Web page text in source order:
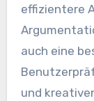
effizientere
auch eine
und